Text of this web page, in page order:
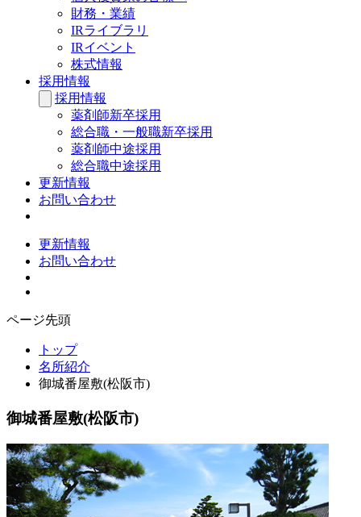
財務・業績
IRライブラリ
IRイベント
株式情報
採用情報
採用情報
薬剤師新卒採用
総合職・一般職新卒採用
薬剤師中途採用
総合職中途採用
更新情報
お問い合わせ
更新情報
お問い合わせ
ページ先頭
トップ
名所紹介
御城番屋敷(松阪市)
御城番屋敷(松阪市)